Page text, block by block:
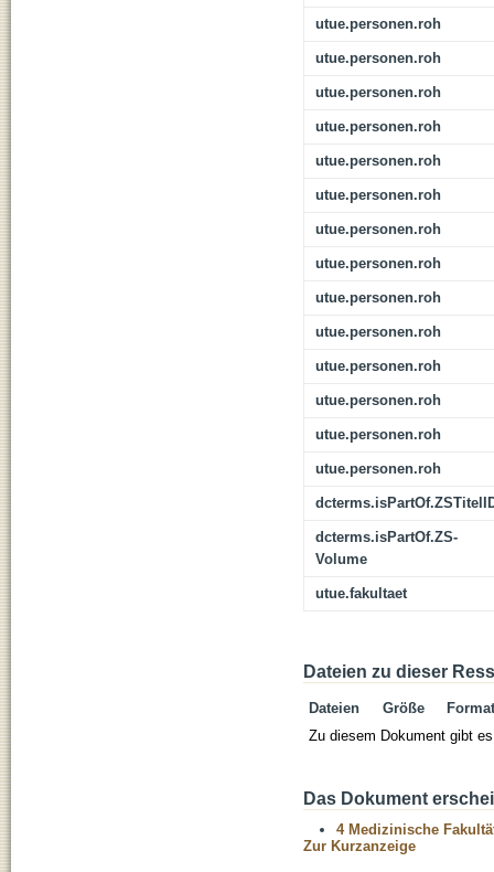
utue.personen.roh
utue.personen.roh
utue.personen.roh
utue.personen.roh
utue.personen.roh
utue.personen.roh
utue.personen.roh
utue.personen.roh
utue.personen.roh
utue.personen.roh
utue.personen.roh
utue.personen.roh
utue.personen.roh
utue.personen.roh
dcterms.isPartOf.ZS-
Volume
utue.fakultaet
Dateien zu dieser
Dateien Größe
Format
Zu diesem Dokument gibt
Das Dokument
4 Medizinische
Zur Kurzanzeige